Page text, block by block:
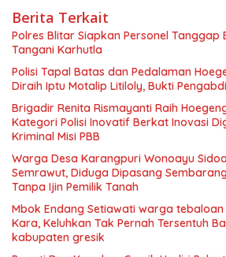
Berita Terkait
Polres Blitar Siapkan Personel Tanggap
Tangani Karhutla
Polisi Tapal Batas dan Pedalaman
Diraih Iptu Motalip Litiloly, Bukti
Brigadir Renita Rismayanti Raih
Kategori Polisi Inovatif Berkat Inovasi
Kriminal Misi PBB
Warga Desa Karangpuri Wonoayu
Semrawut, Diduga Dipasang
Tanpa Ijin Pemilik Tanah
Mbok Endang Setiawati warga tebaloan
Kara, Keluhkan Tak Pernah Tersentuh
kabupaten gresik